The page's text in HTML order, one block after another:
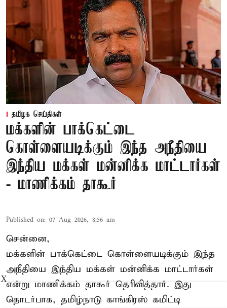
தமிழக செய்திகள்
மக்களின் பாக்கெட்டை
கொள்ளையடிக்கும் இந்த அநீதியை
இந்திய மக்கள் மன்னிக்க மாட்டார்கள்
- மாணிக்கம் தாகூர்
Published on: 07 Aug 2026, 8:56 am
சென்னை,
மக்களின் பாக்கெட்டை கொள்ளையடிக்கும் இந்த
அநீதியை இந்திய மக்கள் மன்னிக்க மாட்டார்கள்
என்று மாணிக்கம் தாகூர் தெரிவித்தார். இது
தொடர்பாக, தமிழ்நாடு காங்கிரஸ் கமிட்டி
X